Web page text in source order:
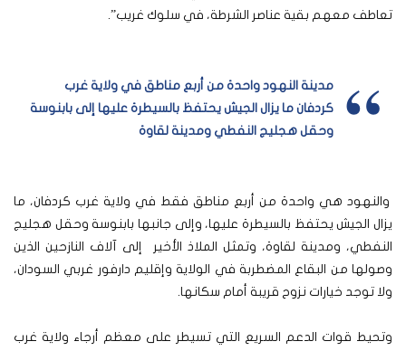
تعاطف معهم بقية عناصر الشرطة، في سلوك غريب”.
مدينة النهود واحدة من أربع مناطق في ولاية غرب
كردفان ما يزال الجيش يحتفظ بالسيطرة عليها إلى بابنوسة
وحقل هجليج النفطي ومدينة لقاوة
والنهود هي واحدة من أربع مناطق فقط في ولاية غرب كردفان، ما
يزال الجيش يحتفظ بالسيطرة عليها، وإلى جانبها بابنوسة وحقل هجليج
النفطي، ومدينة لقاوة، وتمثل الملاذ الأخير إلى آلاف النازحين الذين
وصولها من البقاع المضطربة في الولاية وإقليم دارفور غربي السودان،
ولا توجد خيارات نزوح قريبة أمام سكانها.
وتحيط قوات الدعم السريع التي تسيطر على معظم أرجاء ولاية غرب